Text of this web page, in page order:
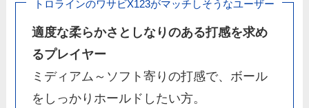
トロラインのワサビX123がマッチしそうなユーザー
適度な柔らかさとしなりのある打感を求め
るプレイヤー
ミディアム～ソフト寄りの打感で、ボール
をしっかりホールドしたい方。